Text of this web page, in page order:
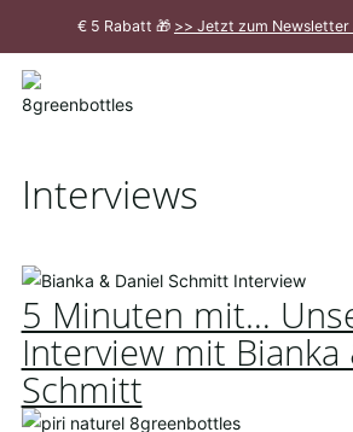
€ 5 Rabatt 🎁 >> Jetzt zum Newsletter
Meldung
Interviews
5 Minuten mit…
Interview mit Bianka
Schmitt